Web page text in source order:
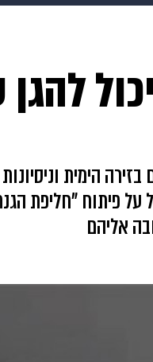
ויוה משפט
הימית
על פיתוח "חליפת
אליהם